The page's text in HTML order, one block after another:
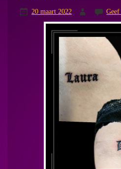
20 maart 2022 Geef